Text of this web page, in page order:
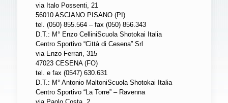
via Italo Possenti, 21
56010 ASCIANO PISANO (PI)
tel. (050) 855.564 – fax (050) 856.343
D.T.: M° Enzo CelliniScuola Shotokai Italia
Centro Sportivo “Città di Cesena” Srl
via Enzo Ferrari, 315
47023 CESENA (FO)
tel. e fax (0547) 630.631
D.T.: M° Antonio MaltoniScuola Shotokai Italia
Centro Sportivo “La Torre” – Ravenna